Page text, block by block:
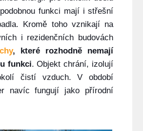
funkci mají i střešní
Kromě toho vznikají na
i rezidenčních budovách
, které rozhodně nemají
funkci. Objekt chrání, izolují
čistí vzduch. V období
navíc fungují jako přírodní